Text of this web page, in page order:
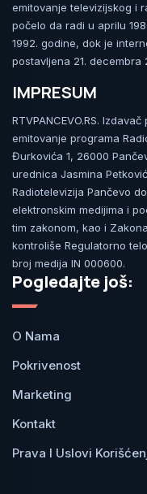
emitovanje televizijskog i
počelo da radi u aprilu
1992. godine, dok je
postavljena 21. decembra
IMPRESUM
RTVPANCEVO.RS.
emitovanje programa
Đurkovića 1, 26000
urednica Jasmina
Radiotelevizija Pančevo
elektronskim medijima i
tim zakonom, kao i
kontroliše Regulatorno
broj medija IN 000600.
Pogledajte još:
O Nama
Pokrivenost
Marketing
Kontakt
Prava I Uslovi